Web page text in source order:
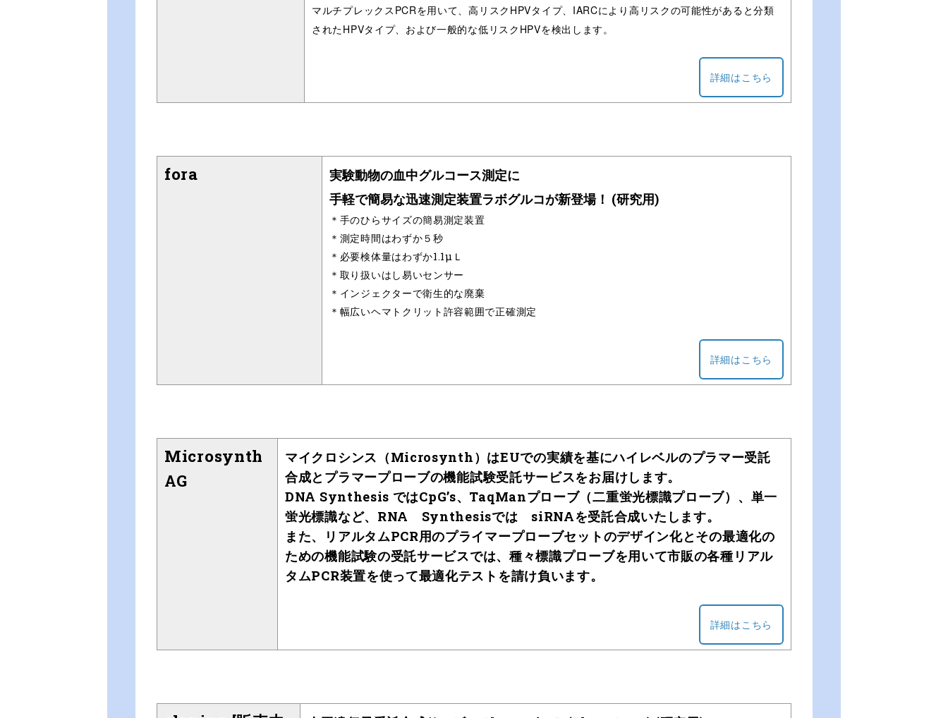
マルチプレックスPCRを用いて、高リスクHPVタイプ、IARCにより高リスクの可能性があると分類
されたHPVタイプ、および一般的な低リスクHPVを検出します。
詳細はこちら
fora
実験動物の血中グルコース測定に
手軽で簡易な迅速測定装置ラボグルコが新登場！ (研究用)
＊手のひらサイズの簡易測定装置
＊測定時間はわずか５秒
＊必要検体量はわずか1.1μＬ
＊取り扱いはし易いセンサー
＊インジェクターで衛生的な廃棄
＊幅広いヘマトクリット許容範囲で正確測定
詳細はこちら
Microsynth
AG
マイクロシンス（Microsynth）はEUでの実績を基にハイレベルのプラマー受託
合成とプラマープローブの機能試験受託サービスをお届けします。
DNA Synthesis ではCpG’s、TaqManプローブ（二重蛍光標識プローブ）、単一
蛍光標識など、RNA Synthesisでは siRNAを受託合成いたします。
また、リアルタムPCR用のプライマープローブセットのデザイン化とその最適化の
ための機能試験の受託サービスでは、種々標識プローブを用いて市販の各種リアル
タムPCR装置を使って最適化テストを請け負います。
詳細はこちら